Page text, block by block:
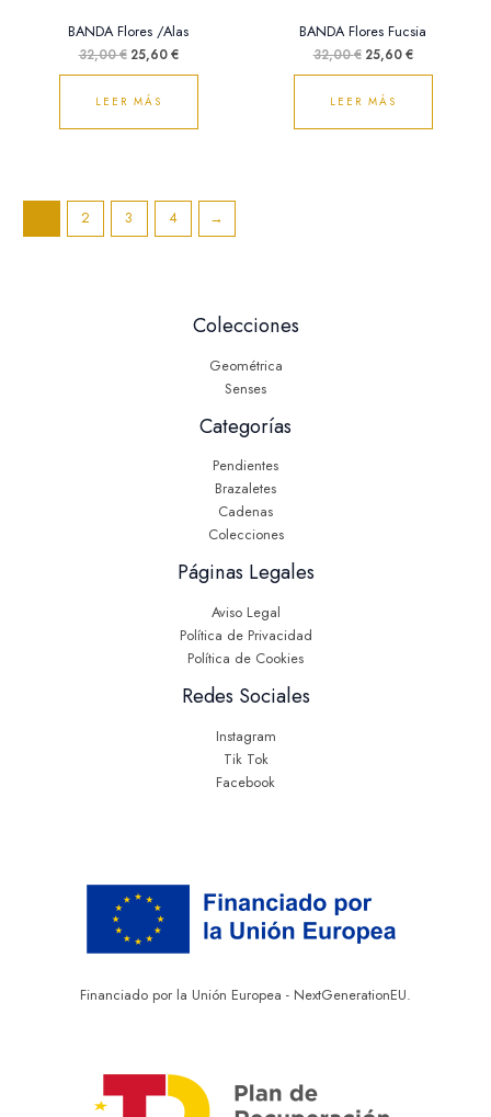
BANDA Flores /Alas
32,00€ 25,60€
LEER MÁS
BANDA Flores Fucsia
32,00€ 25,60€
LEER MÁS
2 3 4 →
Colecciones
Geométrica
Senses
Categorías
Pendientes
Brazaletes
Cadenas
Colecciones
Páginas Legales
Aviso Legal
Política de Privacidad
Política de Cookies
Redes Sociales
Instagram
Tik Tok
Facebook
Financiado por la Unión Europea - NextGenerationEU.